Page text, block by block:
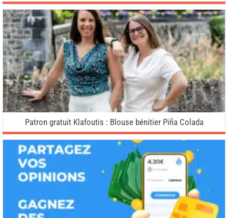
Patron gratuit Klafoutis : Blouse bénitier Piña Colada